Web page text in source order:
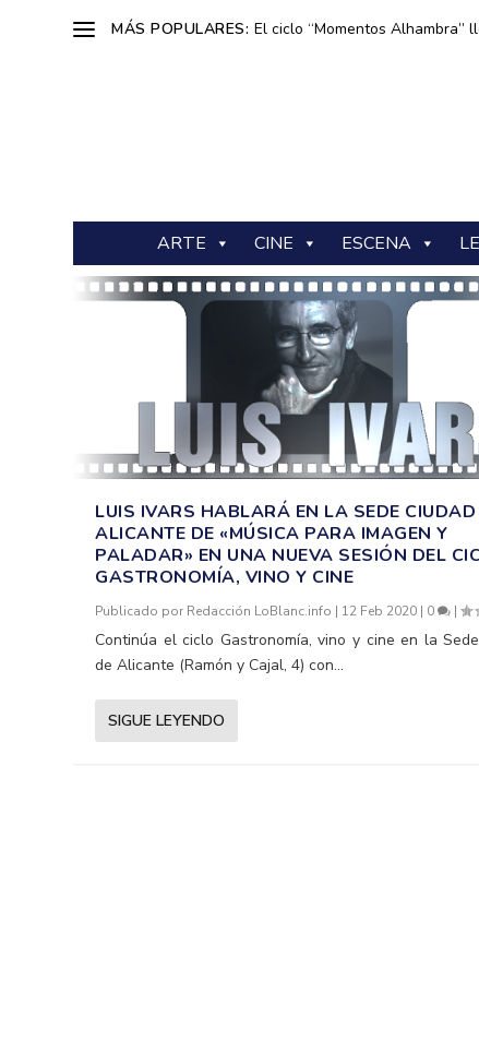
MÁS POPULARES: El ciclo “Momentos Alhambra”
ARTE CINE ESCENA
LUIS IVARS HABLARÁ EN LA SEDE CIUDAD
ALICANTE DE «MÚSICA PARA IMAGEN Y
PALADAR» EN UNA NUEVA SESIÓN DEL
GASTRONOMÍA, VINO Y CINE
Publicado por Redacción LoBlanc.info | 12 Feb 2020 | 0 |
Continúa el ciclo Gastronomía, vino y cine en la
de Alicante (Ramón y Cajal, 4) con...
SIGUE LEYENDO